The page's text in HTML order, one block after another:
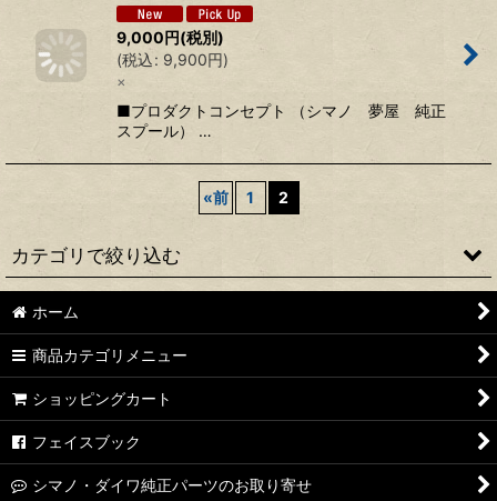
9,000円(税別)
(税込: 9,900円)
×
■プロダクトコンセプト （シマノ 夢屋 純正
スプール） …
«前 1 2
カテゴリで絞り込む
Avail
ZPI
シマノ純正（夢屋）
ホーム
商品カテゴリメニュー
ショッピングカート
フェイスブック
シマノ・ダイワ純正パーツのお取り寄せ